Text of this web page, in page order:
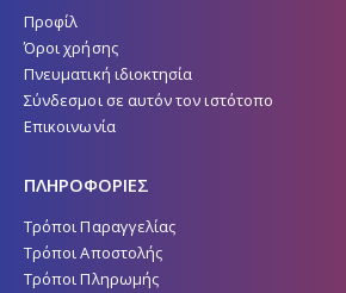
Προφίλ
Όροι χρήσης
Πνευματική ιδιοκτησία
Σύνδεσμοι σε αυτόν τον ιστότοπο
Επικοινωνία
ΠΛΗΡΟΦΟΡΙΕΣ
Τρόποι Παραγγελίας
Τρόποι Αποστολής
Τρόποι Πληρωμής